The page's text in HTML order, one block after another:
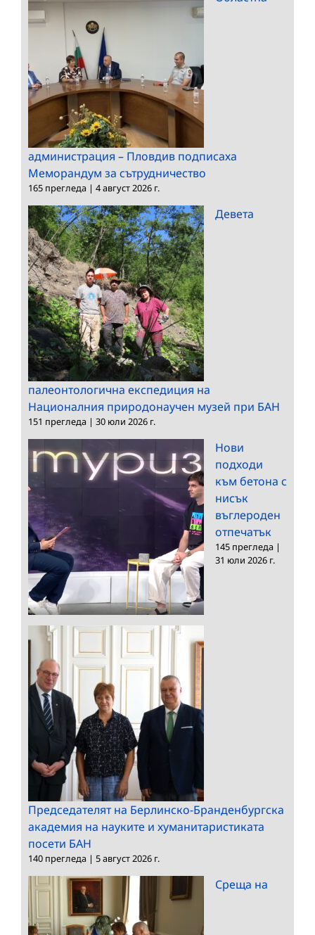
администрация – Пловдив подписаха
Меморандум за сътрудничество
165 прегледа | 4 август 2026 г.
Девета
палеонтологична експедиция на
Националния природонаучен музей при БАН
151 прегледа | 30 юли 2026 г.
Нови
подходи
към бетона с
нисък
въглероден
отпечатък
145 прегледа |
31 юли 2026 г.
Председателят на Берлинско-Бранденбургска
академия на науките и хуманитаристиката
посети БАН
140 прегледа | 5 август 2026 г.
Среща на